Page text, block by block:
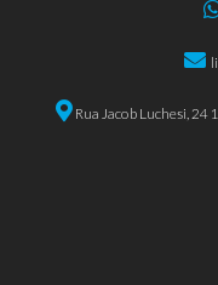
Rua Jacob Luchesi,